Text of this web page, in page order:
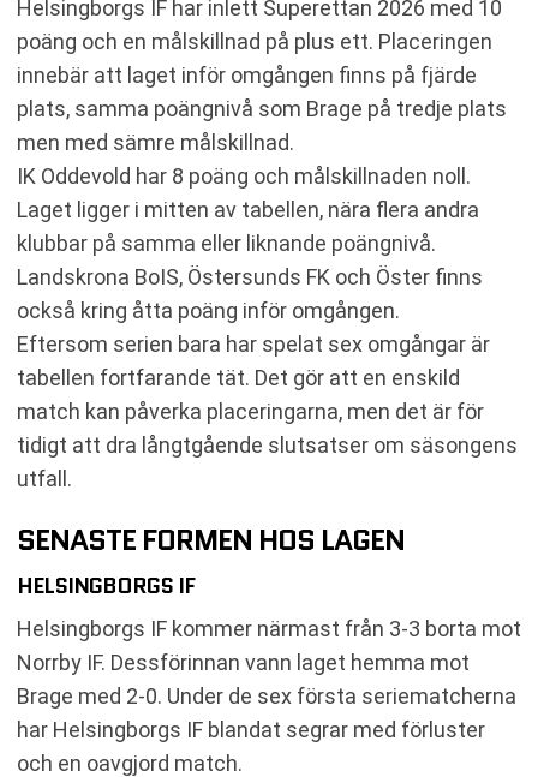
Helsingborgs IF har inlett Superettan 2026 med 10
poäng och en målskillnad på plus ett. Placeringen
innebär att laget inför omgången finns på fjärde
plats, samma poängnivå som Brage på tredje plats
men med sämre målskillnad.
IK Oddevold har 8 poäng och målskillnaden noll.
Laget ligger i mitten av tabellen, nära flera andra
klubbar på samma eller liknande poängnivå.
Landskrona BoIS, Östersunds FK och Öster finns
också kring åtta poäng inför omgången.
Eftersom serien bara har spelat sex omgångar är
tabellen fortfarande tät. Det gör att en enskild
match kan påverka placeringarna, men det är för
tidigt att dra långtgående slutsatser om säsongens
utfall.
SENASTE FORMEN HOS LAGEN
HELSINGBORGS IF
Helsingborgs IF kommer närmast från 3-3 borta mot
Norrby IF. Dessförinnan vann laget hemma mot
Brage med 2-0. Under de sex första seriematcherna
har Helsingborgs IF blandat segrar med förluster
och en oavgjord match.